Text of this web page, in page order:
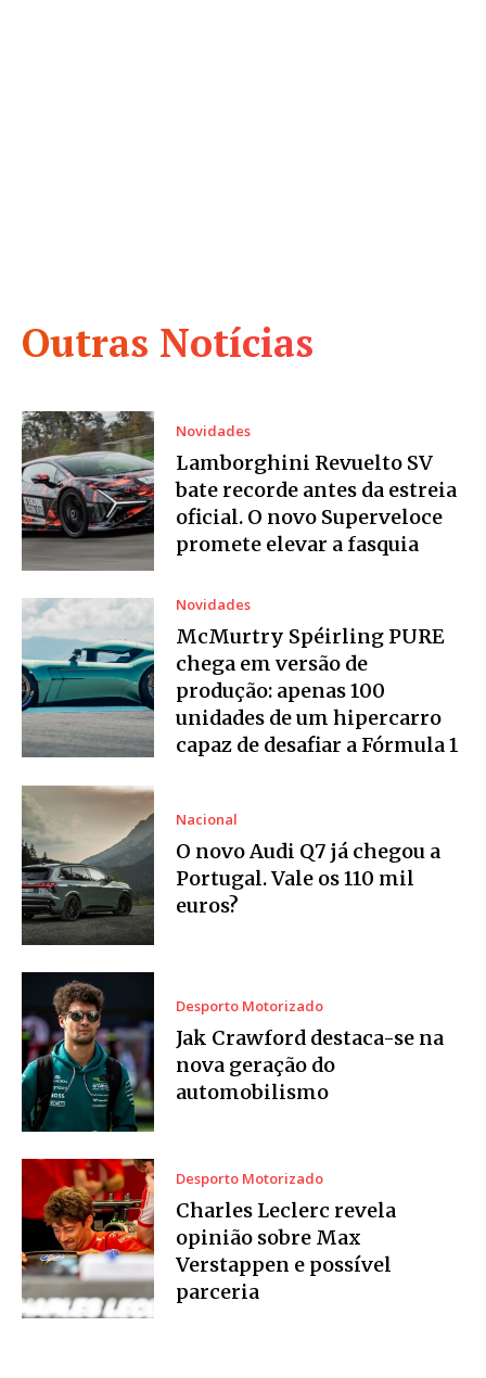
Outras Notícias
Novidades
Lamborghini Revuelto SV
bate recorde antes da estreia
oficial. O novo Superveloce
promete elevar a fasquia
Novidades
McMurtry Spéirling PURE
chega em versão de
produção: apenas 100
unidades de um hipercarro
capaz de desafiar a Fórmula 1
Nacional
O novo Audi Q7 já chegou a
Portugal. Vale os 110 mil
euros?
Desporto Motorizado
Jak Crawford destaca-se na
nova geração do
automobilismo
Desporto Motorizado
Charles Leclerc revela
opinião sobre Max
Verstappen e possível
parceria